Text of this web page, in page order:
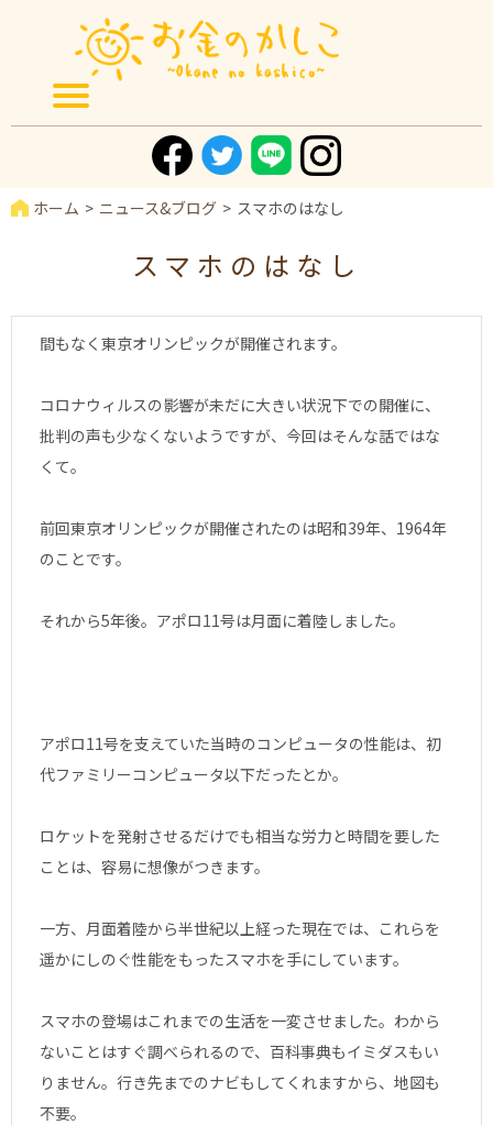
ホーム ニュース&ブログ スマホのはなし
スマホのはなし
間もなく東京オリンピックが開催されます。
コロナウィルスの影響が未だに大きい状況下での開催に、
批判の声も少なくないようですが、今回はそんな話ではな
くて。
前回東京オリンピックが開催されたのは昭和39年、1964年
のことです。
それから5年後。アポロ11号は月面に着陸しました。
アポロ11号を支えていた当時のコンピュータの性能は、初
代ファミリーコンピュータ以下だったとか。
ロケットを発射させるだけでも相当な労力と時間を要した
ことは、容易に想像がつきます。
一方、月面着陸から半世紀以上経った現在では、これらを
遥かにしのぐ性能をもったスマホを手にしています。
スマホの登場はこれまでの生活を一変させました。わから
ないことはすぐ調べられるので、百科事典もイミダスもい
りません。行き先までのナビもしてくれますから、地図も
不要。